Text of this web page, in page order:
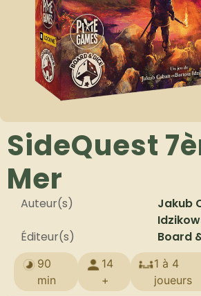
SideQuest
Mer
Auteur(s)
Jakub
Éditeur(s)
Board
90
min
14
+
1 à 4
joueurs